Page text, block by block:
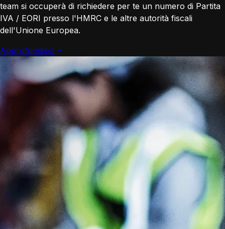
team si occuperà di richiedere per te un numero di Partita
IVA / EORI presso l'HMRC e le altre autorità fiscali
dell'Unione Europea.
Approfondisci